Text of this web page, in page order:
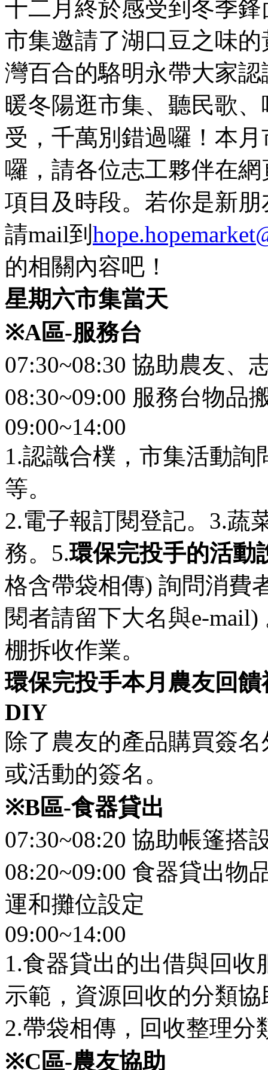
十二月終於感受到冬季
市集邀請了湖口豆之味
灣百合的駱明永帶大家
暖冬陽逛市集、聽民歌
受，千萬別錯過囉！本
囉，請各位志工夥伴在
項目及時段。若你是新
請mail到
的相關內容吧！
星期六市集當天
※A區-服務台
07:30~08:30 協助農友、
08:30~09:00 服務台物品
09:00~14:00
1.認識合樸，市集活動
等。
2.電子報訂閱登記。3.蔬
務。5.環保完投手的活動
格含帶袋相傳) 詢問消費
閱者請留下大名與e-mail)
棚拆收作業。
環保完投手本月農友回
DIY
除了農友的產品購買簽
或活動的簽名。
※B區-食器貸出
07:30~08:20 協助帳篷搭
08:20~09:00 食器貸出物
運和攤位設定
09:00~14:00
1.食器貸出的出借與回
示範，資源回收的分類協
2.帶袋相傳，回收整理分
※C 區-農友協助